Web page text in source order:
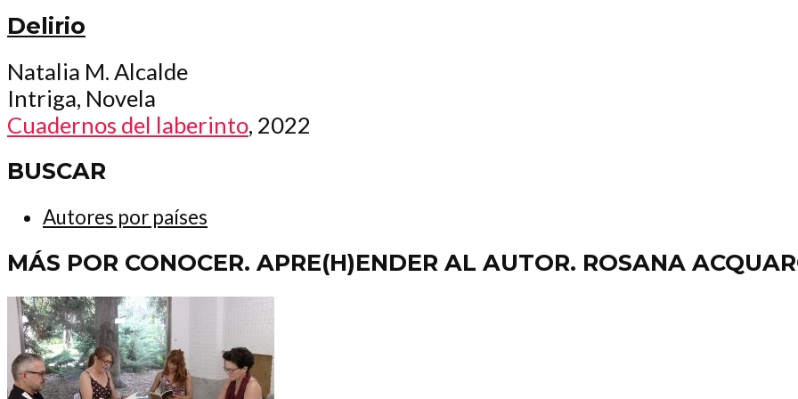
Delirio
Natalia M. Alcalde
Intriga, Novela
Cuadernos del laberinto, 2022
BUSCAR
Autores por países
MÁS POR CONOCER. APRE(H)ENDER AL AUTOR. ROSANA